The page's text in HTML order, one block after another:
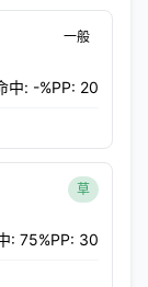
一般
中: -%PP: 20
草
: 75%PP: 30